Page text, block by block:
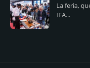
La feria,
IFA...